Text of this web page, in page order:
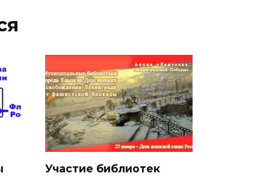
Участие библиотек